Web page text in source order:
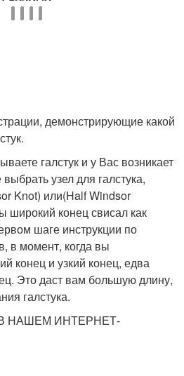
демонстрирующие какой
галстук и у Вас возникает
узел для галстука,
Knot) или(Half Windsor
широкий конец свисал как
шаге инструкции по
в момент, когда вы
конец и узкий конец, едва
Это даст вам большую длину,
галстука.
НАШЕМ ИНТЕРНЕТ-